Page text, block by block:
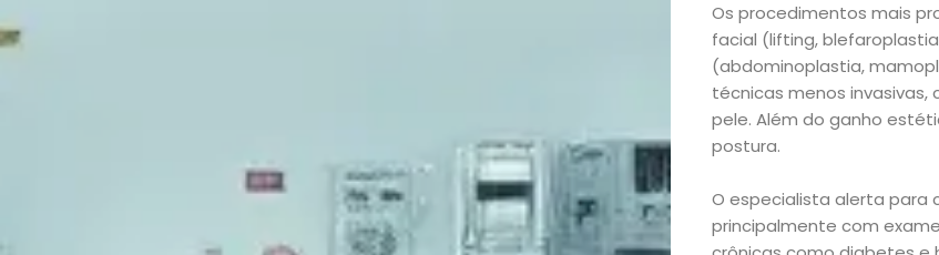
lá!
Casa
e
Decoração
Os procedimentos mais
facial (lifting,
(abdominoplastia,
técnicas menos
pele. Além do ganho
postura.
O especialista alerta para
principalmente com